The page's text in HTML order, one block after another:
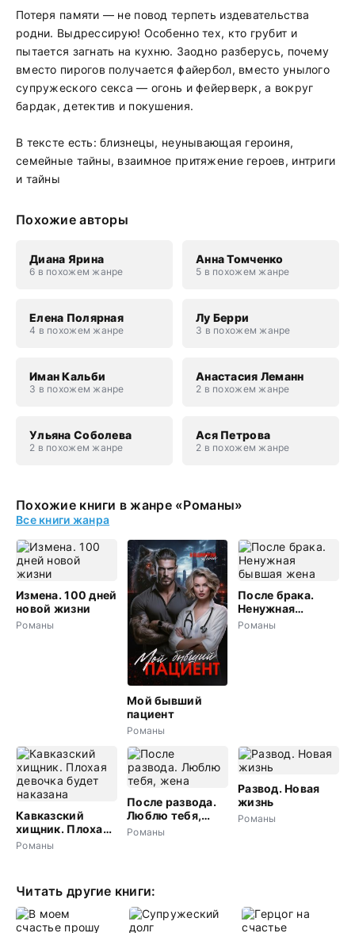
Потеря памяти — не повод терпеть издевательства
родни. Выдрессирую! Особенно тех, кто грубит и
пытается загнать на кухню. Заодно разберусь, почему
вместо пирогов получается файербол, вместо унылого
супружеского секса — огонь и фейерверк, а вокруг
бардак, детектив и покушения.
В тексте есть: близнецы, неунывающая героиня,
семейные тайны, взаимное притяжение героев, интриги
и тайны
Похожие авторы
Диана Ярина
6 в похожем жанре
Анна Томченко
5 в похожем жанре
Елена Полярная
4 в похожем жанре
Лу Берри
3 в похожем жанре
Иман Кальби
3 в похожем жанре
Анастасия Леманн
2 в похожем жанре
Ульяна Соболева
2 в похожем жанре
Ася Петрова
2 в похожем жанре
Похожие книги в жанре «Романы»
Все книги жанра
Измена. 100 дней
новой жизни
Романы
Мой бывший
пациент
Романы
После брака.
Ненужная
бывшая жена
Романы
Кавказский
хищник. Плохая
девочка будет
Романы
После развода.
Люблю тебя,
жена
Романы
Развод. Новая
жизнь
Романы
Читать другие книги: